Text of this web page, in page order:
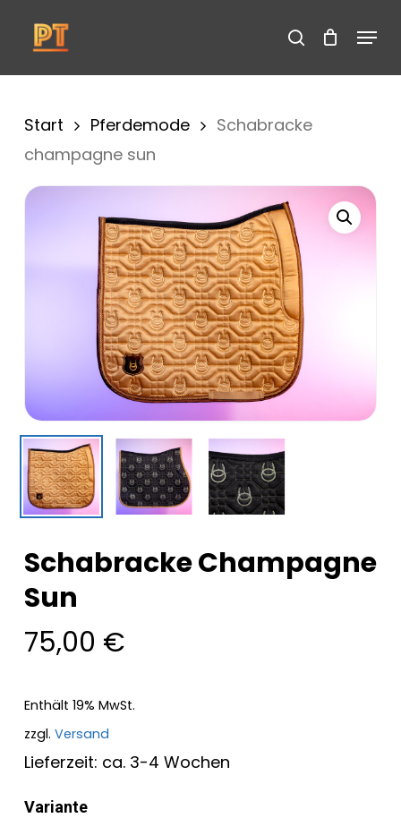
main
search
Menu
Close
Start Pferdemode
Schabracke
champagne sun
Schabracke Champagne
Sun
75,00 €
Enthält 19% MwSt.
zzgl. Versand
Lieferzeit: ca. 3-4 Wochen
Variante